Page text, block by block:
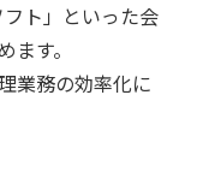
ト」といった会
す。
業務の効率化に